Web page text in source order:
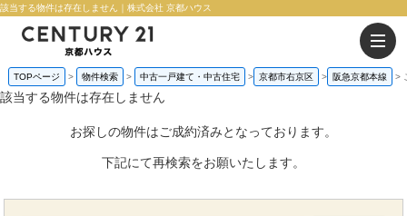
該当する物件は存在しません｜株式会社 京都ハウス
TOPページ 物件検索 中古一戸建て・中古住宅 京都市右京区 阪急京都本線
該当する物件は存在しません
お探しの物件はご成約済みとなっております。
下記にて再検索をお願いたします。